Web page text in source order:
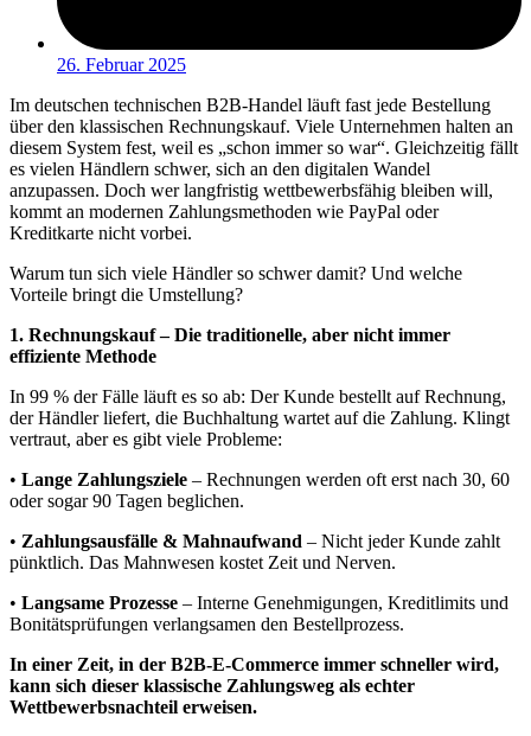
26. Februar 2025
Im deutschen technischen B2B-Handel läuft fast jede Bestellung
über den klassischen Rechnungskauf. Viele Unternehmen halten an
diesem System fest, weil es „schon immer so war“. Gleichzeitig fällt
es vielen Händlern schwer, sich an den digitalen Wandel
anzupassen. Doch wer langfristig wettbewerbsfähig bleiben will,
kommt an modernen Zahlungsmethoden wie PayPal oder
Kreditkarte nicht vorbei.
Warum tun sich viele Händler so schwer damit? Und welche
Vorteile bringt die Umstellung?
1. Rechnungskauf – Die traditionelle, aber nicht immer
effiziente Methode
In 99 % der Fälle läuft es so ab: Der Kunde bestellt auf Rechnung,
der Händler liefert, die Buchhaltung wartet auf die Zahlung. Klingt
vertraut, aber es gibt viele Probleme:
• Lange Zahlungsziele – Rechnungen werden oft erst nach 30, 60
oder sogar 90 Tagen beglichen.
• Zahlungsausfälle & Mahnaufwand – Nicht jeder Kunde zahlt
pünktlich. Das Mahnwesen kostet Zeit und Nerven.
• Langsame Prozesse – Interne Genehmigungen, Kreditlimits und
Bonitätsprüfungen verlangsamen den Bestellprozess.
In einer Zeit, in der B2B-E-Commerce immer schneller wird,
kann sich dieser klassische Zahlungsweg als echter
Wettbewerbsnachteil erweisen.